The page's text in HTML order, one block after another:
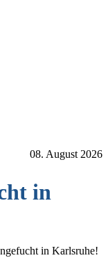
08. August 2026
in
in Karlsruhe!